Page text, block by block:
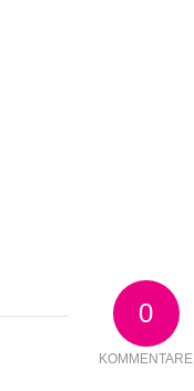
0
KOMMENTARE